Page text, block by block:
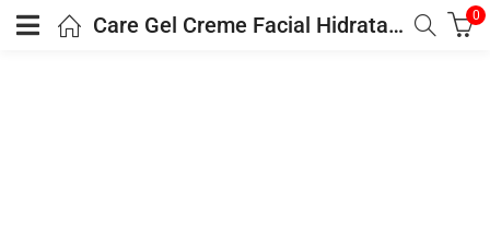
Care Gel Creme Facial Hidratante Matificante 0